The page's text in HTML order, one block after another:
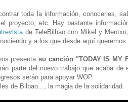
toda la información, conocerles,
proyecto, etc. Hay bastante
de TeleBilbao con Mikel y
y a los que desde aquí queremos
presentasu canción "TODAY IS MY
parte del nuevo trabajo que acaba de
serán para apoyar WOP.
de Bilbao..., la magia de la solidaridad.